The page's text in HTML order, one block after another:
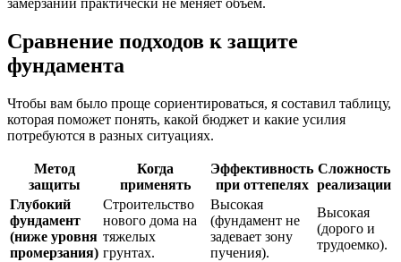
Сравнение подходов к защите
фундамента
Чтобы вам было проще сориентироваться, я составил таблицу,
которая поможет понять, какой бюджет и какие усилия
потребуются в разных ситуациях.
Метод
защиты
Когда
применять
Эффективность
при оттепелях
Сложность
реализации
Глубокий
фундамент
(ниже уровня
промерзания)
Строительство
нового дома на
тяжелых
грунтах.
Высокая
(фундамент не
задевает зону
пучения).
Высокая
(дорого и
трудоемко).